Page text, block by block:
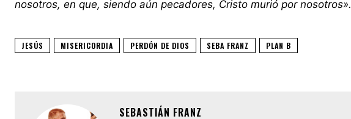
nosotros, en que, siendo aún pecadores, Cristo murió por nosotros».
JESÚS MISERICORDIA PERDÓN DE DIOS SEBA FRANZ PLAN B
SEBASTIÁN FRANZ